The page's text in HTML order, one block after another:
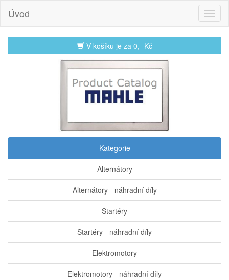
Úvod
V košíku je za 0,- Kč
Kategorie
Alternátory
Alternátory - náhradní díly
Startéry
Startéry - náhradní díly
Elektromotory
Elektromotory - náhradní díly